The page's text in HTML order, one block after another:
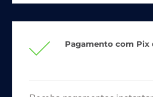
Pagamento com Pix